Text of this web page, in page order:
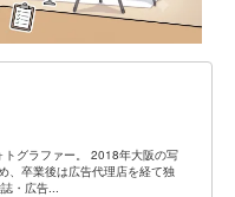
グラファー。 2018年大阪の写
、卒業後は広告代理店を経て独
・広告...